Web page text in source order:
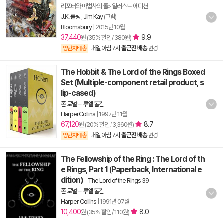
리포터와 마법사의 돌> 일러스트 에디션
J.K. 롤링 Jim Kay(그림)
Bloomsbury| 2015년 10월
37,440원 (35% 할인 / 380원) 9.9
양탄자배송 내일 아침 7시 출근전 배송 변경
The Hobbit & The Lord of the Rings Boxed
Set (Multiple-component retail product, s
lip-cased)
존 로널드 루엘 톨킨
HarperCollins 1997년 11월
67,120원 (20% 할인 / 3,360원) 8.7
양탄자배송 내일 아침 7시 출근전 배송 변경
The Fellowship of the Ring : The Lord of th
e Rings, Part 1 (Paperback, International e
dition) - The Lord of the Rings 39
존 로널드 루엘 톨킨
Harper Collins 1991년 07월
10,400원 (35% 할인 / 110원) 8.0